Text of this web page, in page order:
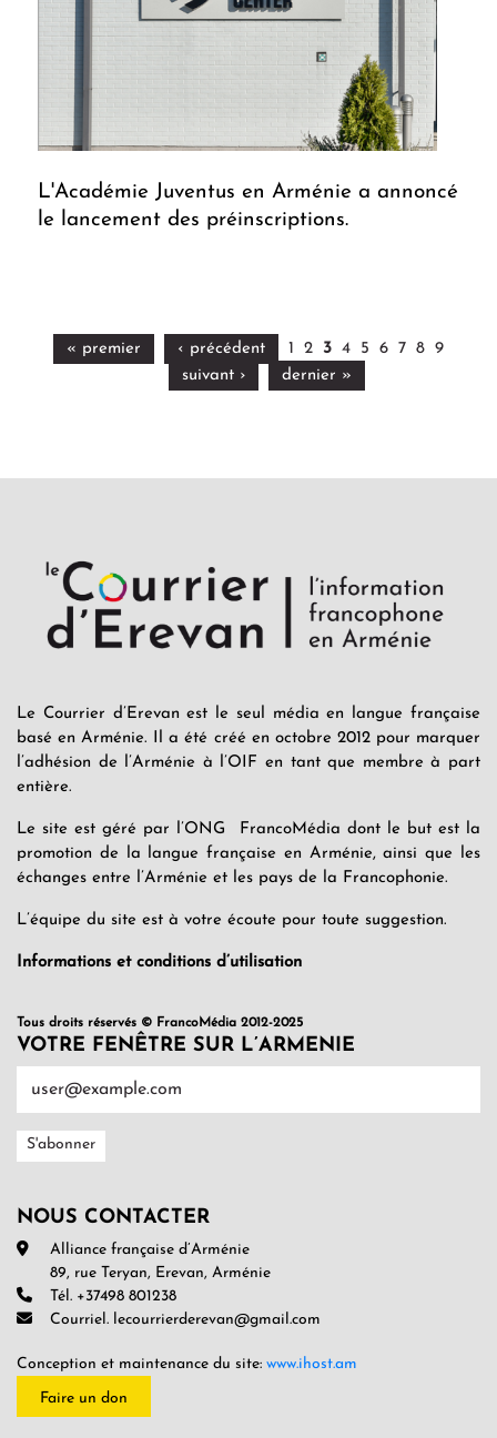
L'Académie Juventus en Arménie a annoncé
le lancement des préinscriptions.
« premier ‹ précédent 1 2 3 4 5 6 7 8 9
suivant ›
dernier »
Le Courrier d’Erevan est le seul média en langue française
basé en Arménie. Il a été créé en octobre 2012 pour marquer
l’adhésion de l’Arménie à l’OIF en tant que membre à part
entière.
Le site est géré par l’ONG FrancoMédia dont le but est la
promotion de la langue française en Arménie, ainsi que les
échanges entre l’Arménie et les pays de la Francophonie.
L’équipe du site est à votre écoute pour toute suggestion.
Informations et conditions d’utilisation
Tous droits réservés © FrancoMédia 2012-2025
VOTRE FENÊTRE SUR L’ARMENIE
NOUS CONTACTER
Alliance française d’Arménie
89, rue Teryan, Erevan, Arménie
Tél. +37498 801238
Courriel. lecourrierderevan@gmail.com
Conception et maintenance du site: www.ihost.am
Faire un don